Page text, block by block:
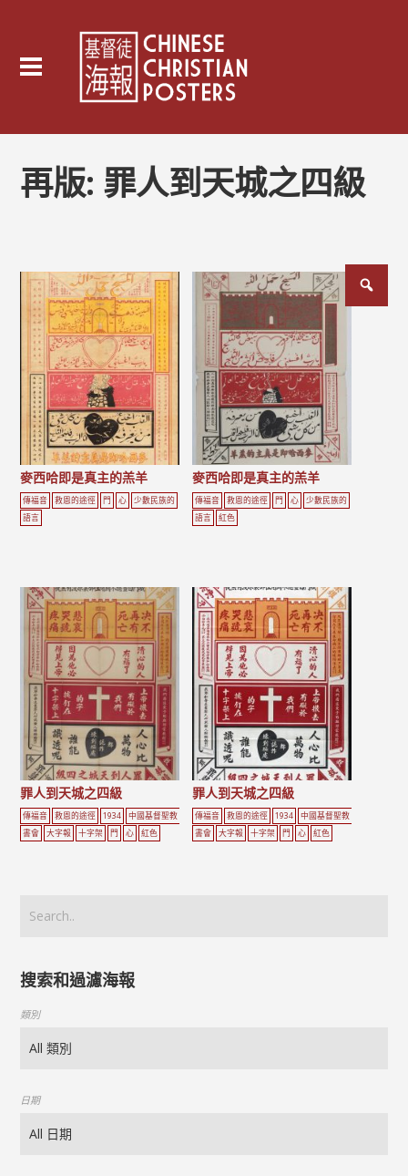
再版: 罪人到天城之四級
麥西哈即是真主的羔羊
傳福音 救恩的途徑 門 心
少數民族的
語言
麥西哈即是真主的羔羊
傳福音 救恩的途徑 門 心
少數民族的
語言
紅色
罪人到天城之四級
傳福音 救恩的途徑 1934
中國基督聖教
書會
大字報 十字架 門 心 紅色
罪人到天城之四級
傳福音 救恩的途徑 1934
中國基督聖教
書會
大字報 十字架 門 心 紅色
搜索和過濾海報
類別
日期